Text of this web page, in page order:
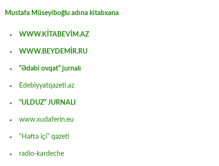
Mustafa Müseyiboğlu adına kitabxana
WWW.KİTABEVİM.AZ
WWW.BEYDEMİR.RU
“Ədəbi ovqat” jurnalı
Edebiyyatqazeti.az
“ULDUZ” JURNALI
www.xudaferin.eu
“Həftə içi” qəzeti
radio-kardeche